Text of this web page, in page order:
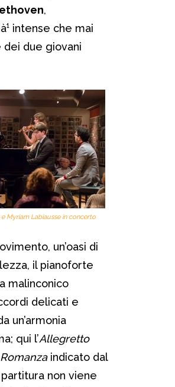
,
intense che mai
dei due giovani
Myriam Labiausse in concerto
un’oasi di
il pianoforte
malinconico
delicati e
un’armonia
qui l’Allegretto
indicato dal
non viene